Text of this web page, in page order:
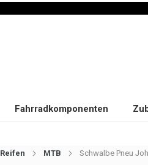
Fahrradkomponenten
Reifen MTB Schwalbe Pneu